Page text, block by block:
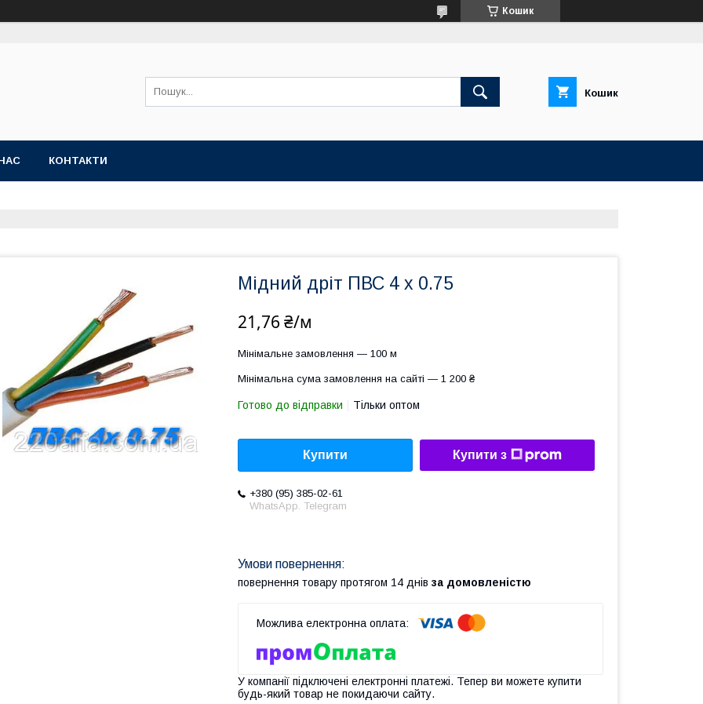
Кошик
Кошик
КОНТАКТИ
Мідний дріт ПВС 4 х 0.75
21,76 ₴/м
Мінімальне замовлення — 100 м
Мінімальна сума замовлення на сайті — 1 200 ₴
Готово до відправки Тільки оптом
Купити Купити з
+380 (95) 385-02-61
WhatsApp. Telegram
повернення товару протягом 14 днів за домовленістю
У компанії підключені електронні платежі. Тепер ви можете купити
будь-який товар не покидаючи сайту.